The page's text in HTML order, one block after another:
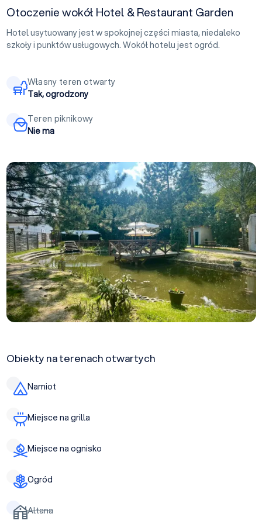
Otoczenie wokół Hotel & Restaurant Garden
Hotel usytuowany jest w spokojnej części miasta, niedaleko
szkoły i punktów usługowych. Wokół hotelu jest ogród.
Własny teren otwarty
Tak, ogrodzony
Teren piknikowy
Nie ma
Obiekty na terenach otwartych
Namiot
Miejsce na grilla
Miejsce na ognisko
Ogród
Altana